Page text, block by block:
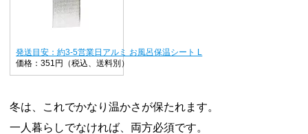
発送目安：約3-5営業日アルミ お風呂保温シート L
価格：351円（税込、送料別）
冬は、これでかなり温かさが保たれます。
一人暮らしでなければ、両方必須です。